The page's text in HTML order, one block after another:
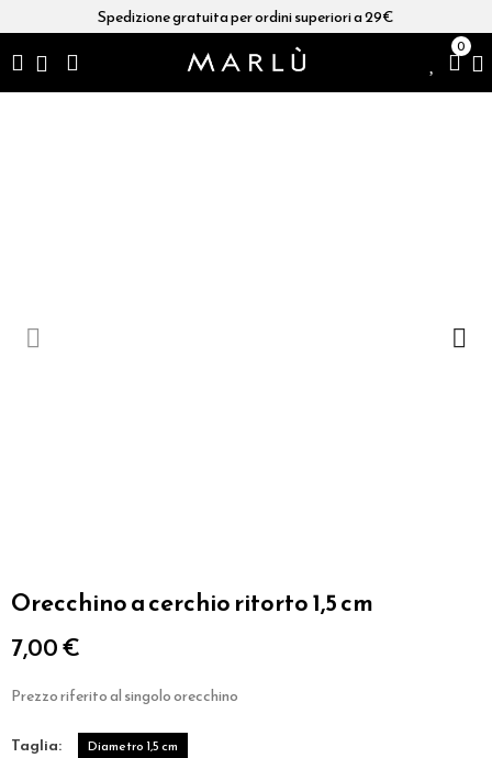
Spedizione gratuita per ordini superiori a 29€
0
Orecchino a cerchio ritorto 1,5 cm
7,00 €
Prezzo riferito al singolo orecchino
taglia Diametro 1,5 cm